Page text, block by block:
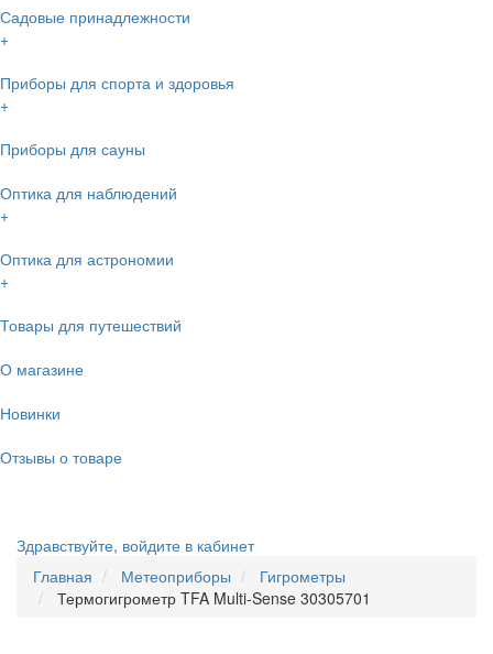
Садовые принадлежности
+
Приборы для спорта и здоровья
+
Приборы для сауны
Оптика для наблюдений
+
Оптика для астрономии
+
Товары для путешествий
О магазине
Новинки
Отзывы о товаре
Здравствуйте, войдите в кабинет
Главная
Метеоприборы
Гигрометры
Термогигрометр TFA Multi-Sense 30305701